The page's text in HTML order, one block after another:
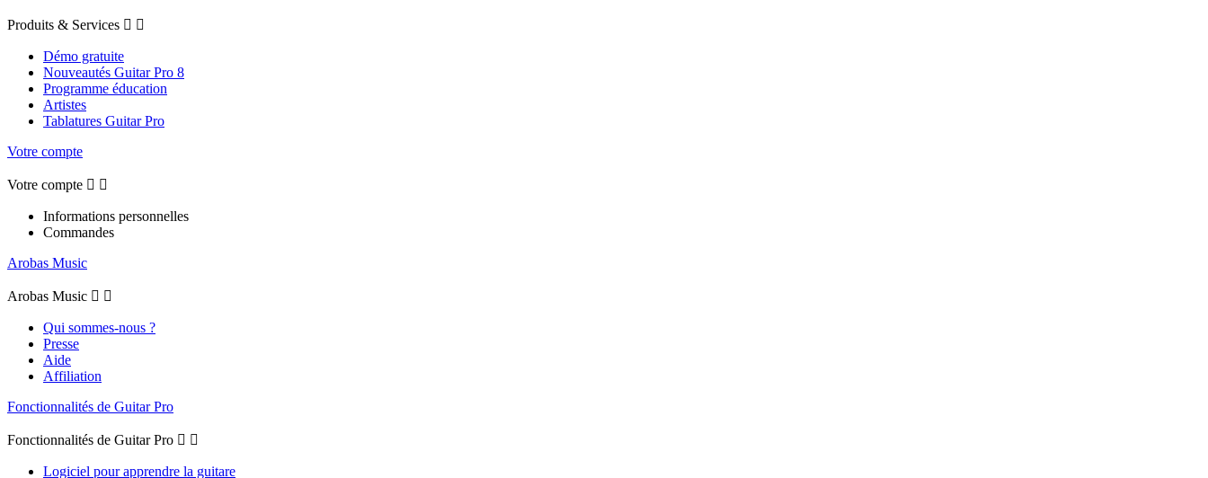
Produits & Services  
Démo gratuite
Nouveautés Guitar Pro 8
Programme éducation
Artistes
Tablatures Guitar Pro
Votre compte
Votre compte  
Informations personnelles
Commandes
Arobas Music
Arobas Music  
Qui sommes-nous ?
Presse
Aide
Affiliation
Fonctionnalités de Guitar Pro
Fonctionnalités de Guitar Pro  
Logiciel pour apprendre la guitare